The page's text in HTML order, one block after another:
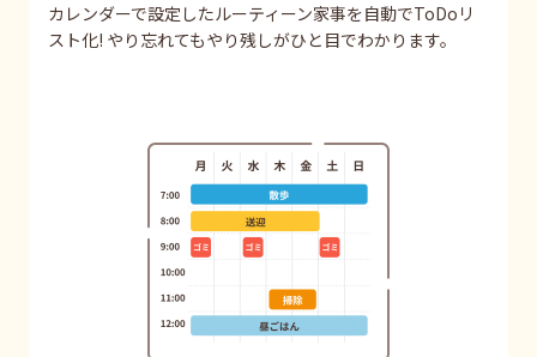
カレンダーで設定したルーティーン家事を自動でToDoリ
スト化! やり忘れてもやり残しがひと目でわかります。